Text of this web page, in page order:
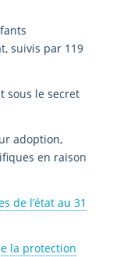
suivis par 119
sous le secret
adoption,
en raison
de l’état au 31
la protection